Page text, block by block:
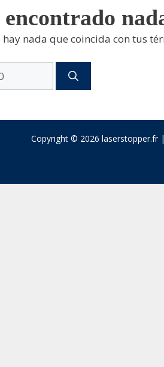
encontrado
hay nada que coincida con tus
Copyright © 2026 laserstopper.fr |